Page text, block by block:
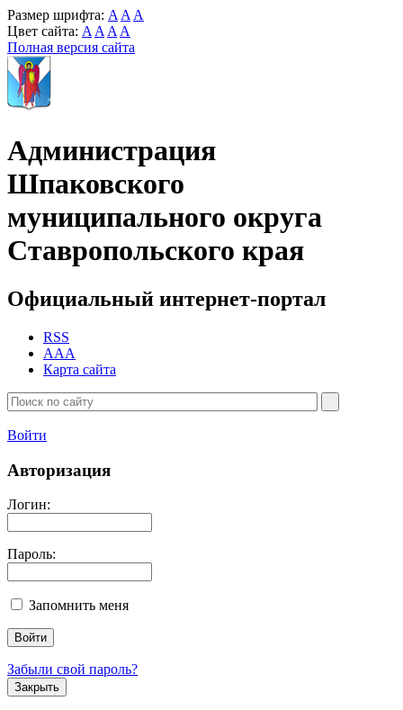
Размер шрифта: A A A
Цвет сайта: A A A A
Полная версия сайта
Администрация
Шпаковского
муниципального округа
Ставропольского края
Официальный интернет-портал
RSS
AAA
Карта сайта
Войти
Авторизация
Логин:
Пароль:
Запомнить меня
Забыли свой пароль?
Закрыть